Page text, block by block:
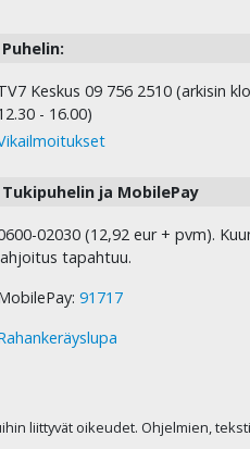
Puhelin:
Keskus 09 756 2510 (arkisin
- 16.00)
Tukipuhelin ja MobilePay
02030 (12,92 eur + pvm).
tapahtuu.
91717
liittyvät oikeudet. Ohjelmien,